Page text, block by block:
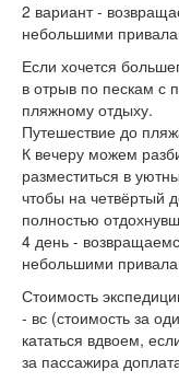
2 вариант -
небольшими
Если хочется
в отрыв по пескам с
пляжному отдыху.
Путешествие до
К вечеру можем
разместиться в
чтобы на четвёртый
полностью
4 день -
небольшими
Стоимость
- вс (стоимость за
кататься вдвоем,
за пассажира